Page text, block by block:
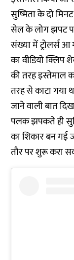
सुष्मिता के दो
सेल के लोग झपट
संख्या में ट्रोलर्स
का वीडियो क्लिप
की तरह इस्तेमाल
तरह से काटा गया
जाने वाली बात
पलक झपकते ही
का शिकार बन
तौर पर शुरू करा